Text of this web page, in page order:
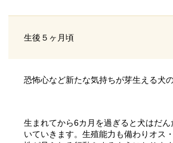
生後５ヶ月頃
恐怖心など新たな気持ちが芽生える犬
生まれてから6カ月を過ぎると犬はだ
いていきます。生殖能力も備わりオス